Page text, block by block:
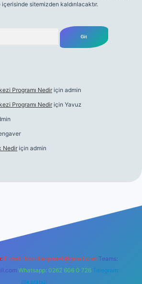
sitemizden kaldırılacaktır.
Programı Nedir için admin
Programı Nedir için Yavuz
Nedir için admin
elexbetgiris.org
E-mail: backlinkpaneli@gmail.com Teams:
Whatsapp: 0262 606 0 726 Telegram:
@karabul